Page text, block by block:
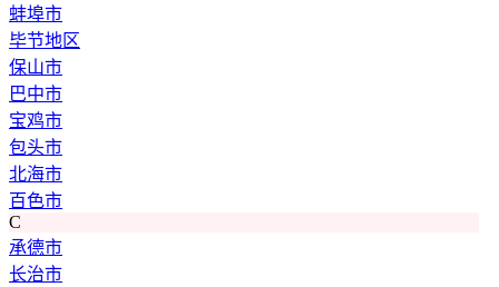
蚌埠市
毕节地区
保山市
巴中市
宝鸡市
包头市
北海市
百色市
C
承德市
长治市